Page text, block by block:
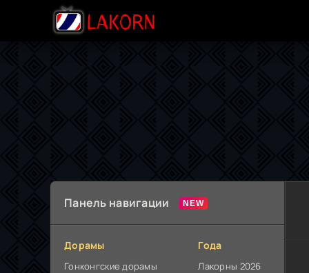
Панель навигации
Дорамы
Гонконгские дорамы
Года
Лакорны 2026